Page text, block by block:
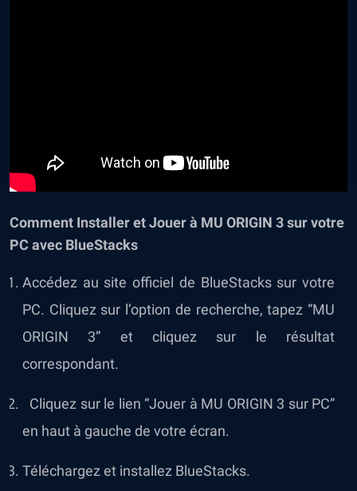
Comment Installer et Jouer à MU ORIGIN 3 sur votre
PC avec BlueStacks
Accédez au site officiel de BlueStacks sur votre
PC. Cliquez sur l’option de recherche, tapez “MU
ORIGIN 3” et cliquez sur le résultat
correspondant.
Cliquez sur le lien “Jouer à MU ORIGIN 3 sur PC”
en haut à gauche de votre écran.
Téléchargez et installez BlueStacks.